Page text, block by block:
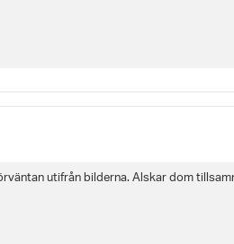
utifrån bilderna. Älskar dom